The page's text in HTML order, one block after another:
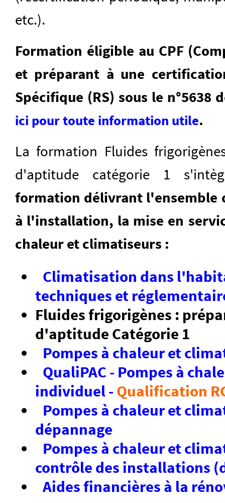
etc.).
Formation éligible au CPF
et préparant à une
Spécifique (RS) sous le n°5638
ici pour toute information utile.
La formation Fluides
d'aptitude catégorie 1
formation délivrant l'ensemble
à l'installation, la mise en
chaleur et climatiseurs :
Climatisation dans
techniques et
Fluides frigorigènes :
d'aptitude Catégorie 1
Pompes à chaleur et
QualiPAC - Pompes à
individuel - Qualification
Pompes à chaleur et
dépannage
Pompes à chaleur et
contrôle des installations
Aides financières à la